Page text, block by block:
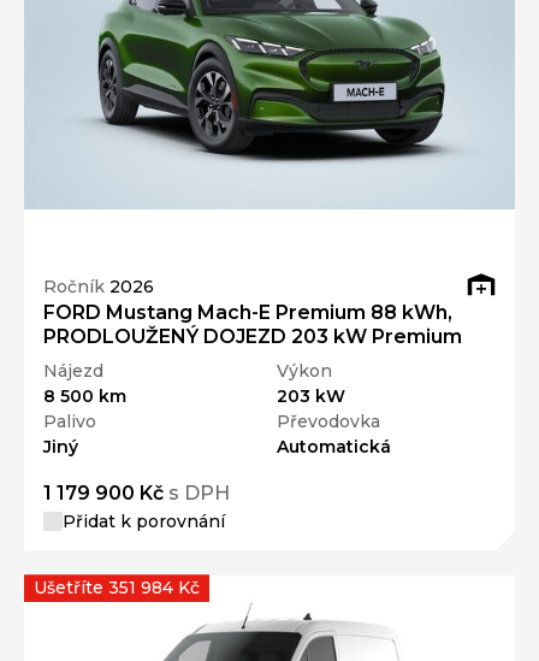
Ročník 2026
FORD Mustang Mach-E Premium 88 kWh,
PRODLOUŽENÝ DOJEZD 203 kW Premium
Nájezd
8 500 km
Výkon
203 kW
Palivo
Jiný
Převodovka
Automatická
1 179 900 Kč s DPH
Přidat k porovnání
Ušetříte 351 984 Kč